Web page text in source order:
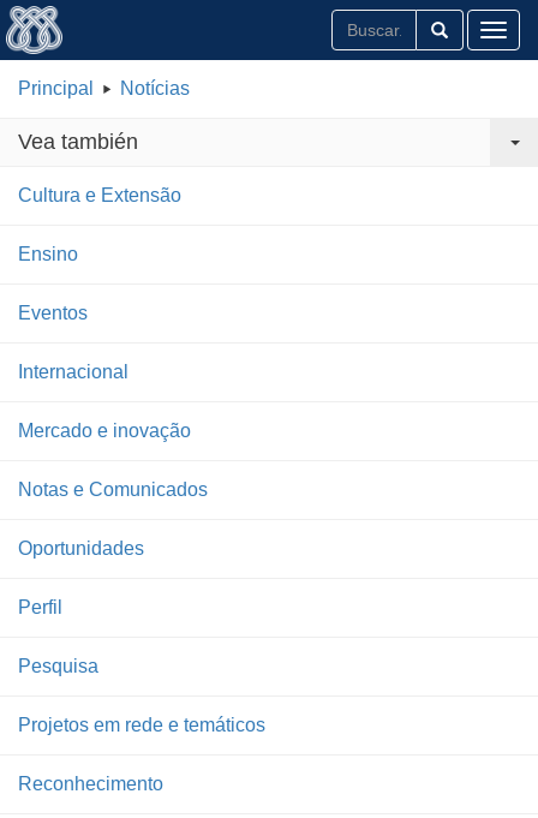
Principal Notícias
Vea también
Cultura e Extensão
Ensino
Eventos
Internacional
Mercado e inovação
Notas e Comunicados
Oportunidades
Perfil
Pesquisa
Projetos em rede e temáticos
Reconhecimento